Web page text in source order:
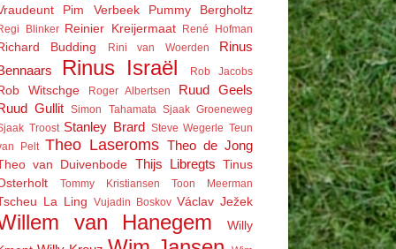
Pim Verbeek Pummy Bergholtz
Blinker Reinier Kreijermaat René Hofman
Budding Rini van Woerden
Rinus
Rinus Israël Rob Jacobs
Witschge Roger Albertsen
Ruud Geels
Gullit
Simon Tahamata Sjaak Groeneweg
Troost Stanley Brard Steve Wegerle Teun
Pelt Theo Laseroms Theo de Jong
van Duivenbode Thijs Libregts
Tinus
Tommy Kristiansen Toon Meerman
La Ling Vujadin Boskov Václav Ježek
van Hanegem
Willy